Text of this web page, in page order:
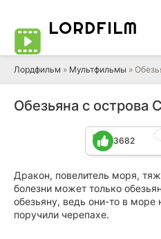
LORDFILM
Лордфильм » Мультфильмы »
Обезьяна с острова
3682
Дракон, повелитель моря,
болезни может только
обезьяну, ведь они-то в море
поручили черепахе.